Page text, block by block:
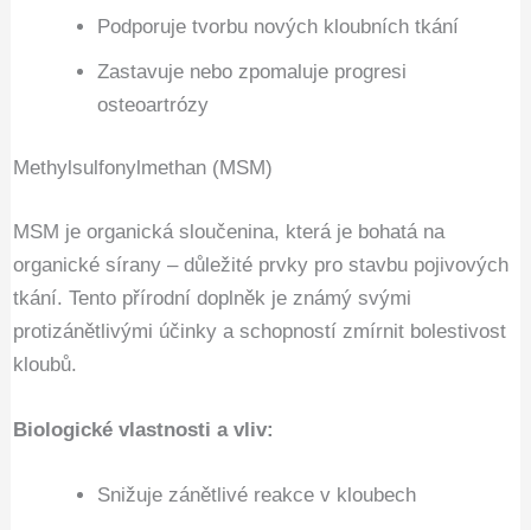
Podporuje tvorbu nových kloubních tkání
Zastavuje nebo zpomaluje progresi
osteoartrózy
Methylsulfonylmethan (MSM)
MSM je organická sloučenina, která je bohatá na
organické sírany – důležité prvky pro stavbu pojivových
tkání. Tento přírodní doplněk je známý svými
protizánětlivými účinky a schopností zmírnit bolestivost
kloubů.
Biologické vlastnosti a vliv:
Snižuje zánětlivé reakce v kloubech